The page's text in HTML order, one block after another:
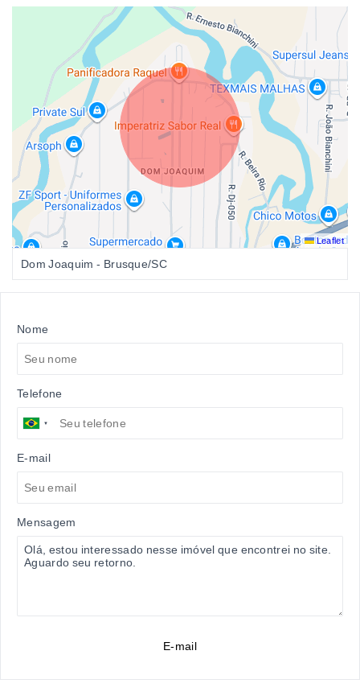
Leaflet
Dom Joaquim - Brusque/SC
Nome
Telefone
E-mail
Mensagem
E-mail